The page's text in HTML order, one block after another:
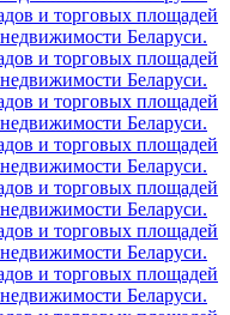
и торговых площадей
Беларуси.
и торговых площадей
Беларуси.
и торговых площадей
Беларуси.
и торговых площадей
Беларуси.
и торговых площадей
Беларуси.
и торговых площадей
Беларуси.
и торговых площадей
Беларуси.